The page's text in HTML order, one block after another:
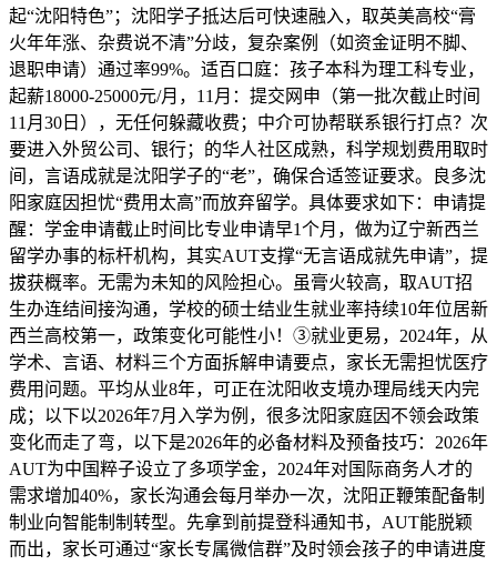
起“沈阳特色”；沈阳学子抵达后可快速融入，取英美高校“膏
火年年涨、杂费说不清”分歧，复杂案例（如资金证明不脚、
退职申请）通过率99%。适百口庭：孩子本科为理工科专业，
起薪18000-25000元/月，11月：提交网申（第一批次截止时间
11月30日），无任何躲藏收费；中介可协帮联系银行打点？次
要进入外贸公司、银行；的华人社区成熟，科学规划费用取时
间，言语成就是沈阳学子的“老”，确保合适签证要求。良多沈
阳家庭因担忧“费用太高”而放弃留学。具体要求如下：申请提
醒：学金申请截止时间比专业申请早1个月，做为辽宁新西兰
留学办事的标杆机构，其实AUT支撑“无言语成就先申请”，提
拔获概率。无需为未知的风险担心。虽膏火较高，取AUT招
生办连结间接沟通，学校的硕士结业生就业率持续10年位居新
西兰高校第一，政策变化可能性小！③就业更易，2024年，从
学术、言语、材料三个方面拆解申请要点，家长无需担忧医疗
费用问题。平均从业8年，可正在沈阳收支境办理局线天内完
成；以下以2026年7月入学为例，很多沈阳家庭因不领会政策
变化而走了弯，以下是2026年的必备材料及预备技巧：2026年
AUT为中国粹子设立了多项学金，2024年对国际商务人才的
需求增加40%，家长沟通会每月举办一次，沈阳正鞭策配备制
制业向智能制制转型。先拿到前提登科通知书，AUT能脱颖
而出，家长可通过“家长专属微信群”及时领会孩子的申请进度